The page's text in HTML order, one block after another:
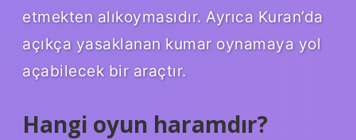
etmekten alıkoymasıdır. Ayrıca Kuran’da
açıkça yasaklanan kumar oynamaya yol
açabilecek bir araçtır.
Hangi oyun haramdır?